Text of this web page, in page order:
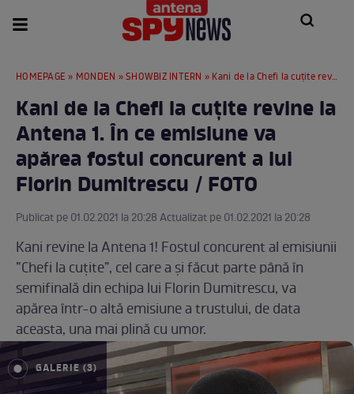
HOMEPAGE » MONDEN »SHOWBIZ INTERN » Kani de la Chefi la cuțite revine la Antena 1. În ce emisiune va apărea fostul concurent a lui Florin Dumitrescu / FOTO
Kani de la Chefi la cuțite revine la
Antena 1. În ce emisiune va
apărea fostul concurent a lui
Florin Dumitrescu / FOTO
Publicat pe 01.02.2021 la 20:28 Actualizat pe 01.02.2021 la 20:28
Kani revine la Antena 1! Fostul concurent al emisiunii
”Chefi la cuțite”, cel care a și făcut parte până în
semifinală din echipa lui Florin Dumitrescu, va
apărea într-o altă emisiune a trustului, de data
aceasta, una mai plină cu umor.
GALERIE (3)